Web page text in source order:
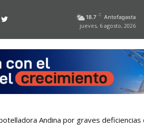
18.7 C Antofagasta
jueves, 6 agosto, 2026
Andina por graves